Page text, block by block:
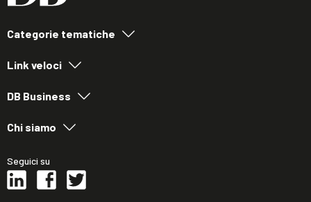
Categorie tematiche
Link veloci
DB Business
Chi siamo
Seguici su